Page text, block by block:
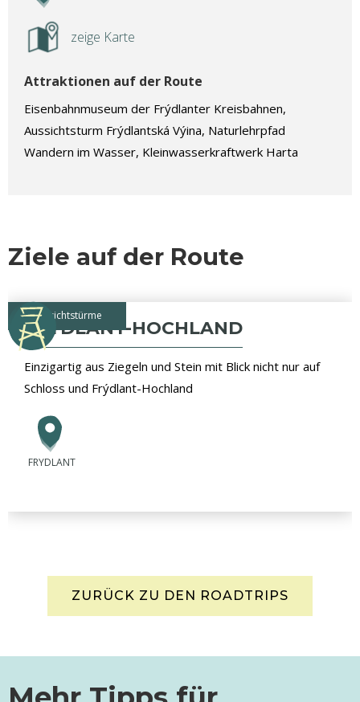
zeige Karte
Attraktionen auf der Route
Eisenbahnmuseum der Frýdlanter Kreisbahnen,
Aussichtsturm Frýdlantská Výina, Naturlehrpfad
Wandern im Wasser, Kleinwasserkraftwerk Harta
Ziele auf der Route
Aussichtstürme
FRÝDLANT-HOCHLAND
Einzigartig aus Ziegeln und Stein mit Blick nicht nur auf
Schloss und Frýdlant-Hochland
FRYDLANT
ZURÜCK ZU DEN ROADTRIPS